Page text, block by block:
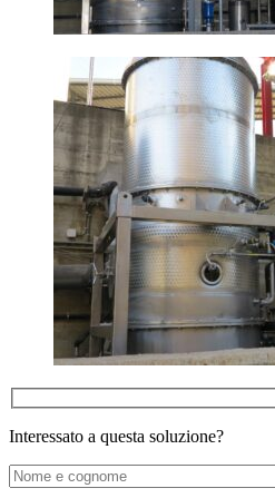
Interessato a questa soluzione?